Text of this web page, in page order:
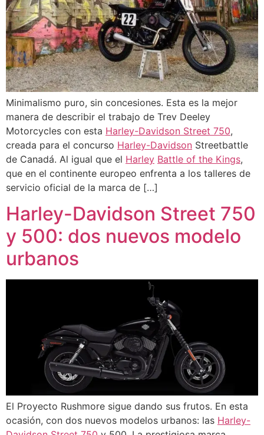
Minimalismo puro, sin concesiones. Esta es la mejor
manera de describir el trabajo de Trev Deeley
Motorcycles con esta Harley-Davidson Street 750,
creada para el concurso Harley-Davidson Streetbattle
de Canadá. Al igual que el Harley Battle of the Kings,
que en el continente europeo enfrenta a los talleres de
servicio oficial de la marca de […]
Harley-Davidson Street 750
y 500: dos nuevos modelo
urbanos
El Proyecto Rushmore sigue dando sus frutos. En esta
ocasión, con dos nuevos modelos urbanos: las Harley-